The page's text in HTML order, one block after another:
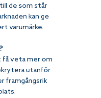
de som står
kan ge
varumärke.
få veta mer om
utanför
framgångsrik